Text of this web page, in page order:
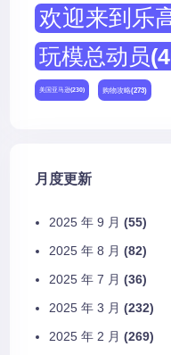
欢迎来到乐
玩模总动员
美国亚马逊(230) 购物攻略(273)
月度更新
2025 年 9 月 (55)
2025 年 8 月 (82)
2025 年 7 月 (36)
2025 年 3 月 (232)
2025 年 2 月 (269)